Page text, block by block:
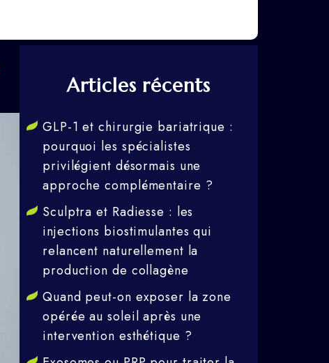
Articles récents
GLP-1 et chirurgie bariatrique :
pourquoi les spécialistes
privilégient désormais une
approche complémentaire ?
Sculptra et Radiesse : les
injections biostimulantes qui
relancent naturellement la
production de collagène
Quand peut-on exposer la zone
opérée au soleil après une
intervention esthétique ?